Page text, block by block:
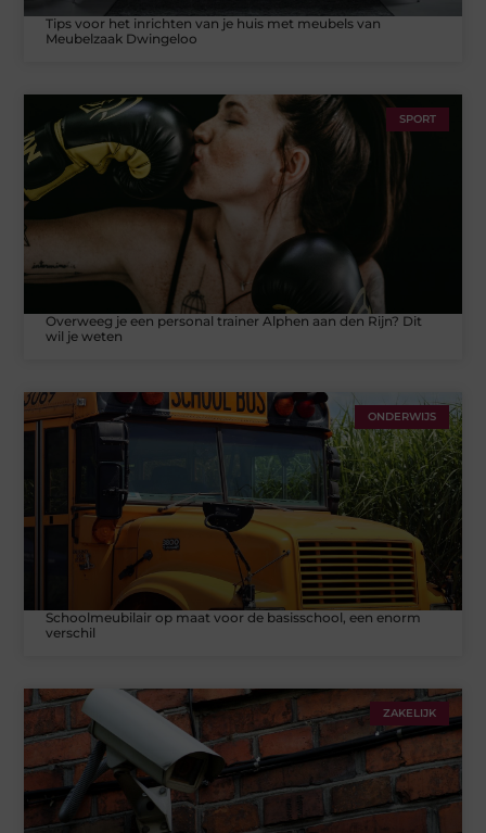
Tips voor het inrichten van je huis met meubels van
Meubelzaak Dwingeloo
SPORT
Overweeg je een personal trainer Alphen aan den Rijn? Dit
wil je weten
ONDERWIJS
Schoolmeubilair op maat voor de basisschool, een enorm
verschil
ZAKELIJK